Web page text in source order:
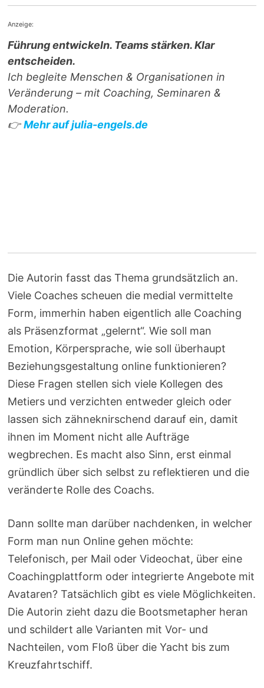
Anzeige:
Führung entwickeln. Teams stärken. Klar
entscheiden.
Ich begleite Menschen & Organisationen in
Veränderung – mit Coaching, Seminaren &
Moderation.
👉Mehr auf julia-engels.de
Die Autorin fasst das Thema grundsätzlich an.
Viele Coaches scheuen die medial vermittelte
Form, immerhin haben eigentlich alle Coaching
als Präsenzformat „gelernt“. Wie soll man
Emotion, Körpersprache, wie soll überhaupt
Beziehungsgestaltung online funktionieren?
Diese Fragen stellen sich viele Kollegen des
Metiers und verzichten entweder gleich oder
lassen sich zähneknirschend darauf ein, damit
ihnen im Moment nicht alle Aufträge
wegbrechen. Es macht also Sinn, erst einmal
gründlich über sich selbst zu reflektieren und die
veränderte Rolle des Coachs.
Dann sollte man darüber nachdenken, in welcher
Form man nun Online gehen möchte:
Telefonisch, per Mail oder Videochat, über eine
Coachingplattform oder integrierte Angebote mit
Avataren? Tatsächlich gibt es viele Möglichkeiten.
Die Autorin zieht dazu die Bootsmetapher heran
und schildert alle Varianten mit Vor- und
Nachteilen, vom Floß über die Yacht bis zum
Kreuzfahrtschiff.